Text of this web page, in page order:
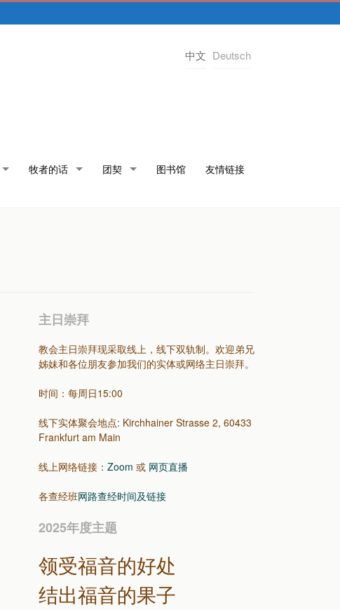
中文 Deutsch
牧者的话 团契 图书馆 友情链接
主日崇拜
教会主日崇拜现采取线上，线下双轨制。欢迎弟兄
姊妹和各位朋友参加我们的实体或网络主日崇拜。
时间：每周日15:00
线下实体聚会地点: Kirchhainer Strasse 2, 60433
Frankfurt am Main
线上网络链接： Zoom 或 网页直播
各查经班网路查经时间及链接
2025年度主题
领受福音的好处
结出福音的果子